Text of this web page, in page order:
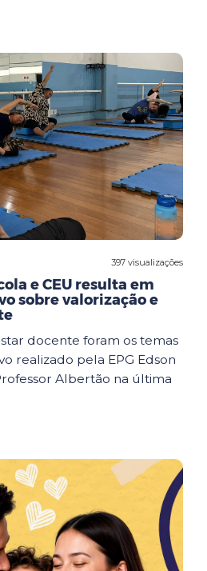
397 visualizações
e CEU resulta em
sobre valorização e
docente foram os temas
realizado pela EPG Edson
Albertão na última